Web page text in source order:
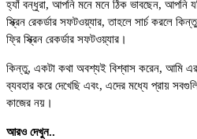
হ্যাঁ বন্ধুরা, আপনি মনে মনে ঠিক ভাবছেন, আপনি
স্ক্রিন রেকর্ডার সফটওয়্যার, তাহলে সার্চ করলে
ফ্রি স্ক্রিন রেকর্ডার সফটওয়্যার।
কিন্তু, একটা কথা অবশ্যই বিশ্বাস করেন, আমি
ব্যবহার করে দেখেছি এবং, এদের মধ্যে প্রায়
কাজের নয়।
আরও দেখুন..